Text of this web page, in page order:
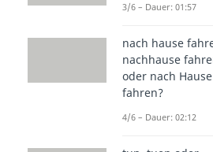
3/6 – Dauer: 01:57
nach hause
nachhause
oder nach Hause
fahren?
4/6 – Dauer: 02:12